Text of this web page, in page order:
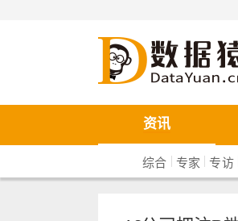
数据猿
资讯
综合 | 专家 |专访|